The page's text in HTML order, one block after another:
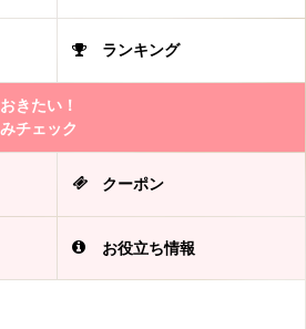
ランキング
きたい！
チェック
クーポン
お役立ち情報